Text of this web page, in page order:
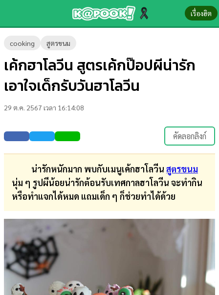
เรื่องฮิต
cooking สูตรขนม
เค้กฮาโลวีน สูตรเค้กป๊อปผีน่ารัก
เอาใจเด็กรับวันฮาโลวีน
29 ต.ค. 2567 เวลา 16:14:08
คัดลอกลิงก์
น่ารักหนักมาก พบกับเมนูเค้กฮาโลวีน สูตรขนม
นุ่ม ๆ รูปผีน้อยน่ารักต้อนรับเทศกาลฮาโลวีน จะทำกิน
หรือทำแจกได้หมด แถมเด็ก ๆ ก็ช่วยทำได้ด้วย
ข่าว-
ความ
รู้
บันเทิง
ตรวจ
ผล
บอล
สด
เงิน
การ
ศึกษา